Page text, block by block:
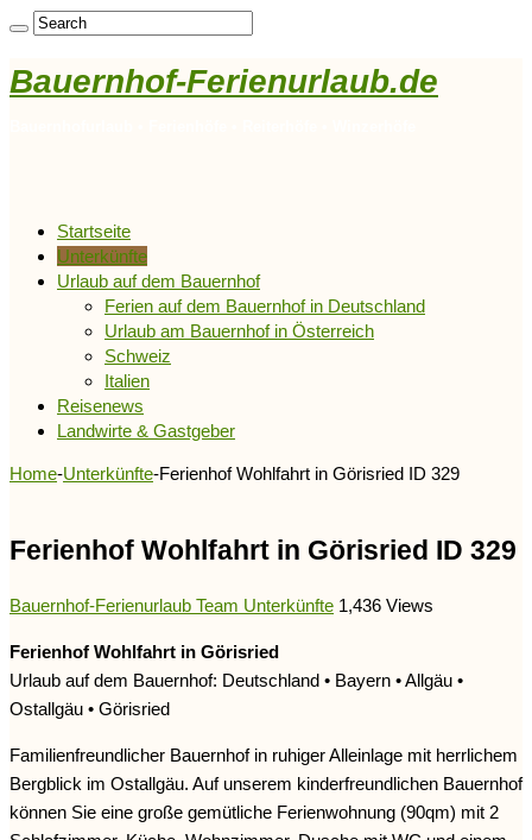
Bauernhof-Ferienurlaub.de
Startseite
Unterkünfte
Urlaub auf dem Bauernhof
Ferien auf dem Bauernhof in Deutschland
Urlaub am Bauernhof in Österreich
Schweiz
Italien
Reisenews
Landwirte & Gastgeber
Home-Unterkünfte-Ferienhof Wohlfahrt in Görisried ID 329
Ferienhof Wohlfahrt in Görisried ID 329
Bauernhof-Ferienurlaub Team Unterkünfte 1,436 Views
Ferienhof Wohlfahrt in Görisried
Urlaub auf dem Bauernhof: Deutschland • Bayern • Allgäu •
Ostallgäu • Görisried
Familienfreundlicher Bauernhof in ruhiger Alleinlage mit herrlichem
Bergblick im Ostallgäu. Auf unserem kinderfreundlichen Bauernhof
können Sie eine große gemütliche Ferienwohnung (90qm) mit 2